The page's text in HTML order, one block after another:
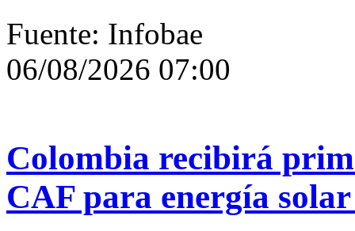
Fuente: Infobae
06/08/2026 07:00
Colombia recibirá
CAF para energía